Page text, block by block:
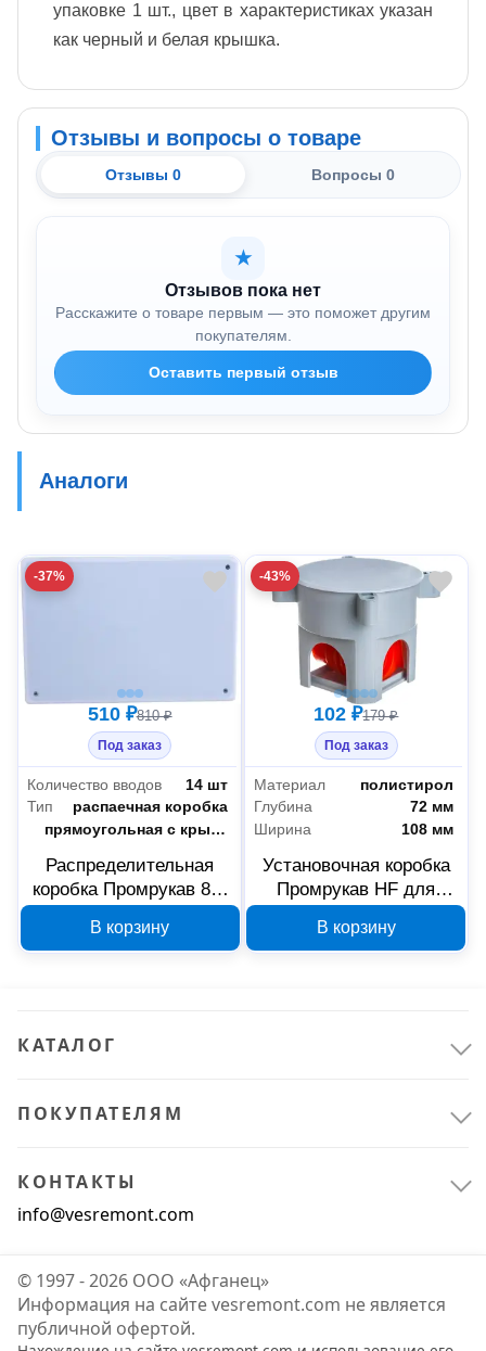
упаковке 1 шт., цвет в характеристиках указан
как черный и белая крышка.
Отзывы и вопросы о товаре
Отзывы 0 Вопросы 0
★
Отзывов пока нет
Расскажите о товаре первым — это поможет другим
покупателям.
Оставить первый отзыв
Аналоги
-37%
510 ₽810 ₽
Под заказ
Количество вводов
14 шт
Тип
распаечная коробка
Конструкция
прямоугольная с крышкой
Распределительная
коробка Промрукав 80-
для скрытой проводки
В корзину
-43%
102 ₽179 ₽
Под заказ
Материал
полистирол
Глубина
72 мм
Ширина
108 мм
Установочная коробка
Промрукав HF для
80-0530
В корзину
КАТАЛОГ
ПОКУПАТЕЛЯМ
КОНТАКТЫ
info@vesremont.com
© 1997 - 2026 ООО «Афганец»
Информация на сайте vesremont.com не является
публичной офертой.